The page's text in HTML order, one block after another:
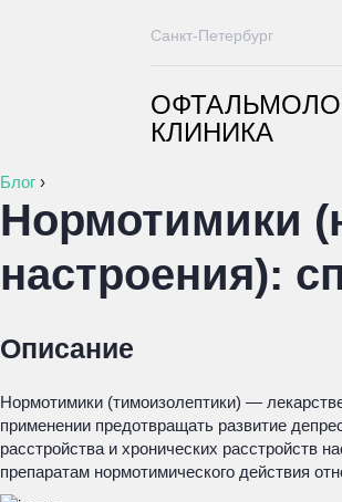
КЛИНИКА
Санкт-Петербург
Блог ›
Нормотимики
настроения):
Описание
Нормотимики (тимоизолептики) —
применении предотвращать развитие
расстройства и хронических
препаратам нормотимического действия